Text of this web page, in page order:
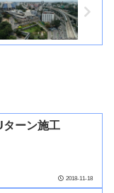
ターン施工
2018-11-18